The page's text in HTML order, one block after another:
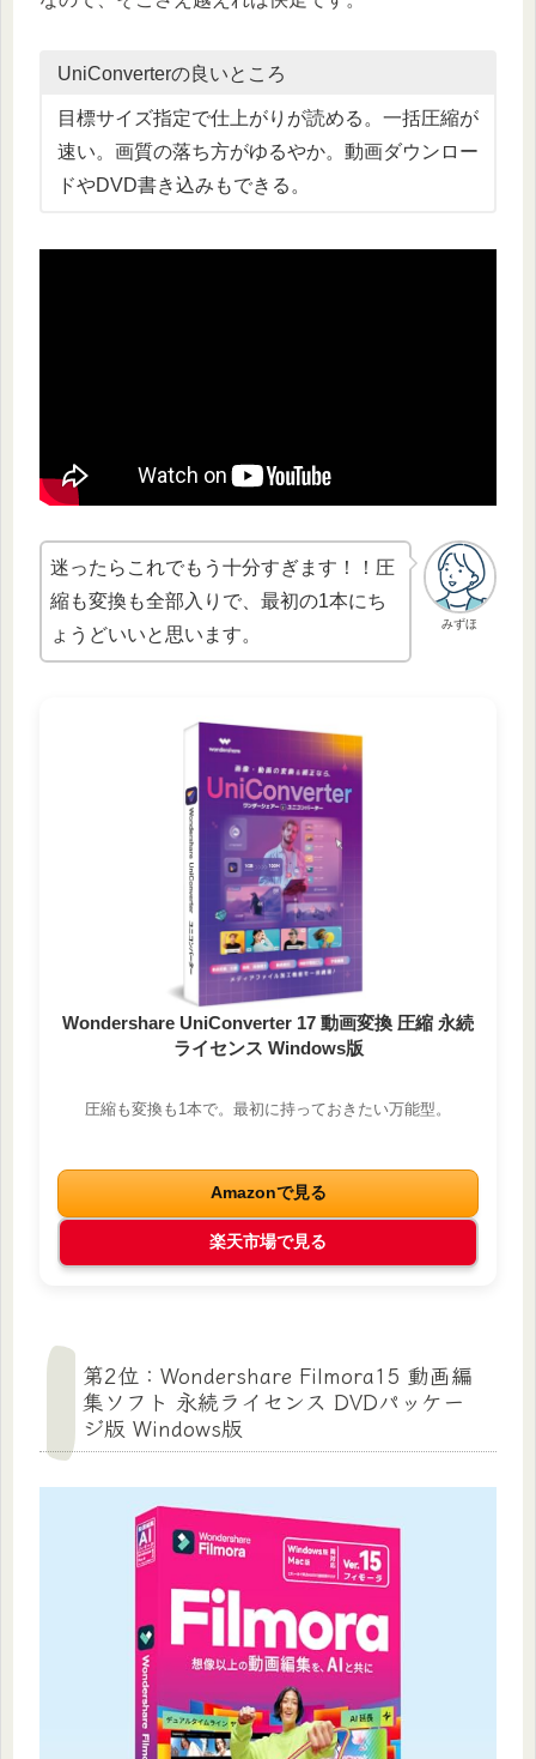
UniConverterの良いところ
目標サイズ指定で仕上がりが読める。一括圧縮が
速い。画質の落ち方がゆるやか。動画ダウンロー
ドやDVD書き込みもできる。
みずほ
迷ったらこれでもう十分すぎます！！圧
縮も変換も全部入りで、最初の1本にち
ょうどいいと思います。
Wondershare UniConverter 17 動画変換 圧縮 永続
ライセンス Windows版
圧縮も変換も1本で。最初に持っておきたい万能型。
Amazonで見る
楽天市場で見る
第2位：Wondershare Filmora15 動画編
集ソフト 永続ライセンス DVDパッケー
ジ版 Windows版